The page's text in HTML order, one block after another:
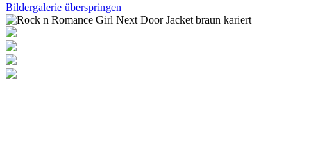
Bildergalerie überspringen